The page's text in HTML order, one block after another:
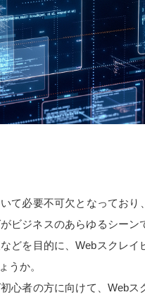
て必要不可欠となっており
ビジネスのあらゆるシー
どを目的に、Webスクレ
うか。
心者の方に向けて、Web